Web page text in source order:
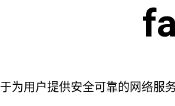
为用户提供安全可靠的网络服